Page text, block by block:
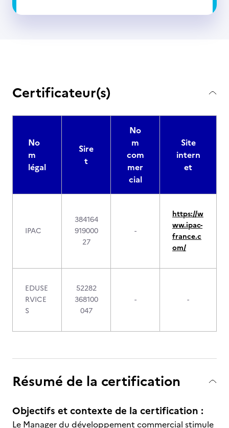
Certificateur(s)
No
m
légal
Sire
t
No
m
com
mer
cial
Site
intern
et
IPAC
384164
919000
27
-
https://w
ww.ipac-
france.c
om/
EDUSE
RVICE
S
52282
368100
047
- -
Résumé de la certification
Objectifs et contexte de la certification :
Le Manager du développement commercial stimule